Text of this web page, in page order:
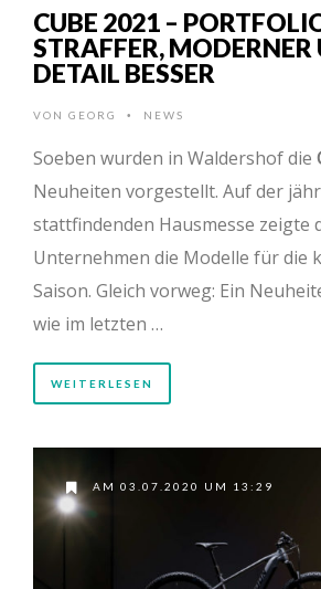
CUBE 2021 –
STRAFFER,
DETAIL BESSER
VON GEORG • NEWS
Soeben wurden in Waldershof die
Neuheiten vorgestellt. Auf der
stattfindenden Hausmesse zeigte
Unternehmen die Modelle für die
Saison. Gleich vorweg: Ein
wie im letzten …
WEITERLESEN
AM 03.07.2020 UM 13:29